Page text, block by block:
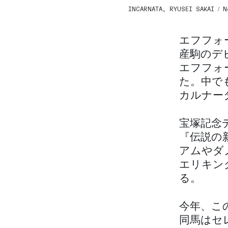
INCARNATA, RYUSEI SAKAI /
エフフォ
産駒のデ
エフフォ
た。中で
カルナー
宝塚記念
『伝説
アムやダ
エリキン
る。
今年、こ
同馬はセ